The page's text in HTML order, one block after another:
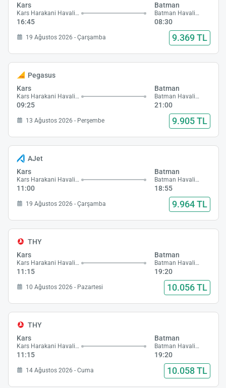
Kars
Kars Harakani Havalimanı
16:45
Batman
Batman Havalimanı
08:30
19 Ağustos 2026 - Çarşamba 9.369 TL
Pegasus
Kars
Kars Harakani Havalimanı
09:25
Batman
Batman Havalimanı
21:00
13 Ağustos 2026 - Perşembe 9.905 TL
AJet
Kars
Kars Harakani Havalimanı
11:00
Batman
Batman Havalimanı
18:55
19 Ağustos 2026 - Çarşamba 9.964 TL
THY
Kars
Kars Harakani Havalimanı
11:15
Batman
Batman Havalimanı
19:20
10 Ağustos 2026 - Pazartesi 10.056 TL
THY
Kars
Kars Harakani Havalimanı
11:15
Batman
Batman Havalimanı
19:20
14 Ağustos 2026 - Cuma 10.058 TL